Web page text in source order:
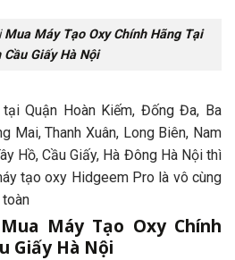
Mua Máy Tạo Oxy Chính Hãng Tại
Cầu Giấy Hà Nội
Quận Hoàn Kiếm, Đống Đa, Ba
Mai, Thanh Xuân, Long Biên, Nam
Hồ, Cầu Giấy, Hà Đông Hà Nội thì
tạo oxy Hidgeem Pro là vô cùng
Mua Máy Tạo Oxy Chính
Giấy Hà Nội